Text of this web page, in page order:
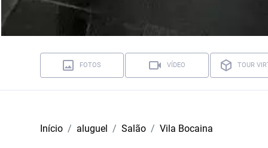
FOTOS VÍDEO TOUR
Início aluguel Salão Vila Bocaina